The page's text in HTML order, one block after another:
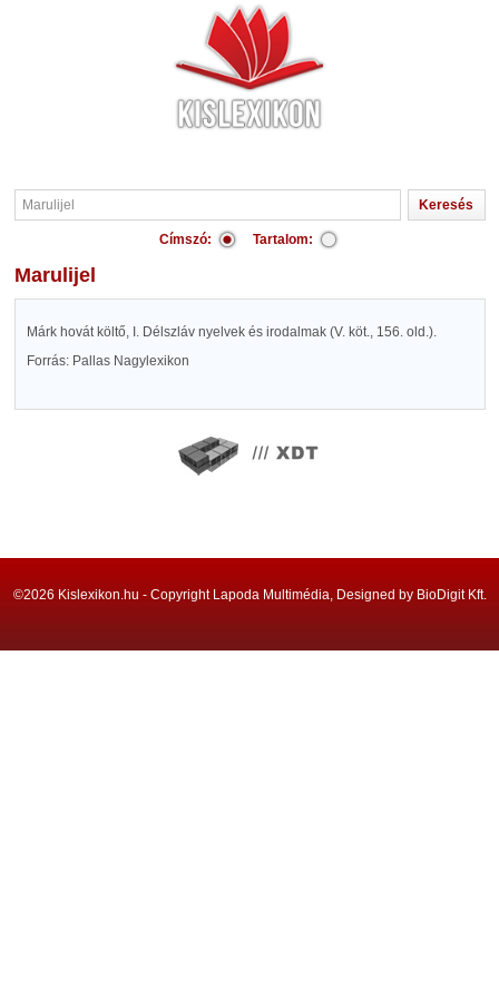
Címszó: Tartalom:
Marulijel
Márk hovát költő, I. Délszláv nyelvek és irodalmak (V. köt., 156. old.).
Forrás: Pallas Nagylexikon
©2026 Kislexikon.hu - Copyright Lapoda Multimédia, Designed by BioDigit Kft.